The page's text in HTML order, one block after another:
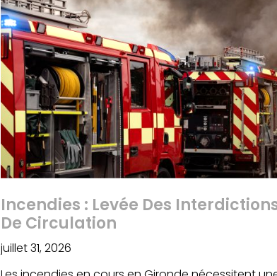
Incendies : Levée Des
De Circulation
juillet 31, 2026